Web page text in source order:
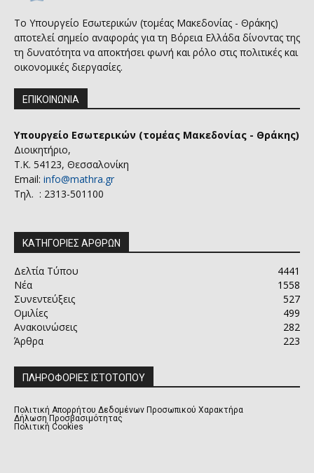
Το Υπουργείο Εσωτερικών (τομέας Μακεδονίας - Θράκης)
αποτελεί σημείο αναφοράς για τη Βόρεια Ελλάδα δίνοντας της
τη δυνατότητα να αποκτήσει φωνή και ρόλο στις πολιτικές και
οικονομικές διεργασίες.
ΕΠΙΚΟΙΝΩΝΙΑ
Υπουργείο Εσωτερικών (τομέας Μακεδονίας - Θράκης)
Διοικητήριο,
Τ.Κ. 54123, Θεσσαλονίκη
Email: info@mathra.gr
Τηλ. : 2313-501100
ΚΑΤΗΓΟΡΙΕΣ ΑΡΘΡΩΝ
Δελτία Τύπου
4441
Νέα
1558
Συνεντεύξεις
527
Ομιλίες
499
Ανακοινώσεις
282
Άρθρα
223
ΠΛΗΡΟΦΟΡΙΕΣ ΙΣΤΟΤΟΠΟΥ
Πολιτική Απορρήτου Δεδομένων Προσωπικού Χαρακτήρα
Δήλωση Προσβασιμότητας
Πολιτική Cookies